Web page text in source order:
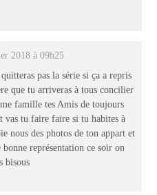
2018 à 09h25
pas la série si ça a repris
que tu arriveras à tous concilier
famille tes Amis de toujours
vas tu faire faire si tu habites à
nous des photos de ton appart et
représentation ce soir on
bisous